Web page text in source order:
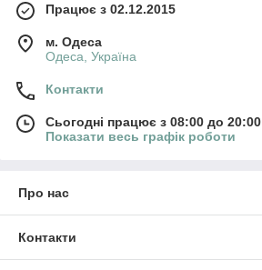
Працює з 02.12.2015
м. Одеса
Одеса, Україна
Контакти
Сьогодні працює з 08:00 до 20:00
Показати весь графік роботи
Про нас
Контакти